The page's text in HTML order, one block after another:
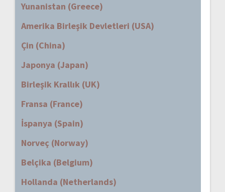
Yunanistan (Greece)
Amerika Birleşik Devletleri (USA)
Çin (China)
Japonya (Japan)
Birleşik Krallık (UK)
Fransa (France)
İspanya (Spain)
Norveç (Norway)
Belçika (Belgium)
Hollanda (Netherlands)